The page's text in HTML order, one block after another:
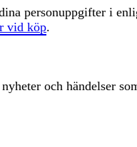
personuppgifter i
vid köp.
och händelser